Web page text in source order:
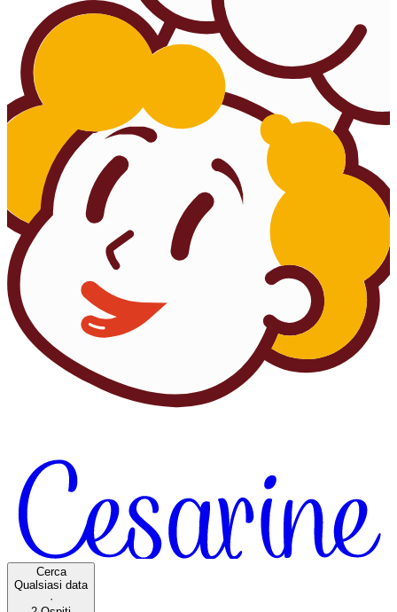
Cerca
Qualsiasi data
·